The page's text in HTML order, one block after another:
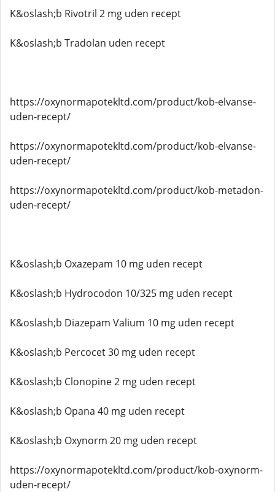
K&oslash;b Rivotril 2 mg uden recept
K&oslash;b Tradolan uden recept
https://oxynormapotekltd.com/product/kob-elvanse-
uden-recept/
https://oxynormapotekltd.com/product/kob-elvanse-
uden-recept/
https://oxynormapotekltd.com/product/kob-metadon-
uden-recept/
K&oslash;b Oxazepam 10 mg uden recept
K&oslash;b Hydrocodon 10/325 mg uden recept
K&oslash;b Diazepam Valium 10 mg uden recept
K&oslash;b Percocet 30 mg uden recept
K&oslash;b Clonopine 2 mg uden recept
K&oslash;b Opana 40 mg uden recept
K&oslash;b Oxynorm 20 mg uden recept
https://oxynormapotekltd.com/product/kob-oxynorm-
uden-recept/